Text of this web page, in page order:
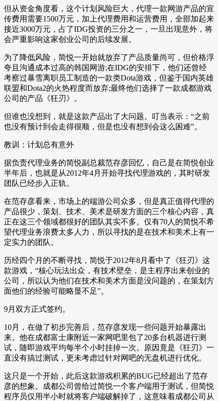
但从资金角度看，这个计划风险巨大，代理一款网游产品的宣
传费用需要1500万元，加上代理费用和运营费用，全部加起来
接近3000万元，占了IDG投资的三分之一，一旦出现意外，将
会严重影响这家创业公司的后续发展。
为了降低风险，简悦一开始就放弃了产品质量尚可，但价格浮
夸且沟通成本过高的韩国网游;在IDG的安排下，他们还曾经
考察过暴雪离职员工制造的一款类Dota游戏，但鉴于国内英雄
联盟和Dota2的火热程度而放弃;最终他们选择了一款成都游戏
公司的产品《狂刃》。
但谁也没想到，就是这款产品出了大问题。叮当表示：“之前
也没有预计到会走得很顺，但是也没有想到会这么困难”。
教训：计划总有意外
据负责代理业务的简悦副总裁范存彦回忆，自己是在简悦创业
半年后，也就是从2012年4月开始寻找代理游戏的，其时研发
团队已经步入正轨。
在范存彦看来，市场上的端游公司众多，但是真正值得代理的
产品很少，策划、技术、美术是研发方面的三个核心内容，真
正在这三个领域都很好的团队其实不多。仅有70人的简悦不希
望代理业务浪费太多人力，所以寻找的是在技术和美术上有一
定实力的团队。
历经四个月的不断寻找，简悦于2012年8月看中了《狂刃》这
款游戏，“核心玩法出众，有技术壁垒，是主程序出来创业的
公司，所以认为他们在技术和美术方面是没问题的，在策划方
面他们的经验可能略显不足”。
9月双方正式签约。
10月，在做了初步完善后，范存彦发现一些问题开始暴露出
来。他在成都富士康附近一家网吧里包了20多台机器进行测
试，随即游戏平均每半个小时挂掉一次。原因竟是《狂刃》一
直没有搞过测试，更未考虑过针对网吧的无盘机进行优化。
这只是一个开始，此后这款游戏积累的BUG已经超出了范存
彦的想象。成都公司曾给过简悦一个客户端用于测试，但简悦
程序员仅用半小时就将客户端破解掉了，这意味着成都公司从